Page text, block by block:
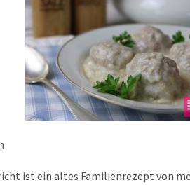
ist ein altes Familienrezept von